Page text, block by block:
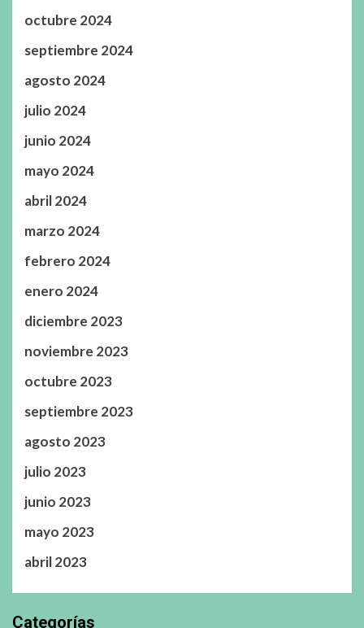
octubre 2024
septiembre 2024
agosto 2024
julio 2024
junio 2024
mayo 2024
abril 2024
marzo 2024
febrero 2024
enero 2024
diciembre 2023
noviembre 2023
octubre 2023
septiembre 2023
agosto 2023
julio 2023
junio 2023
mayo 2023
abril 2023
Categorías